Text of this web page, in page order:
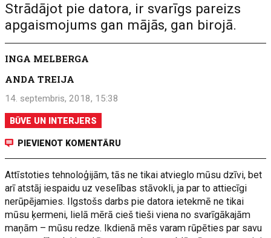
Strādājot pie datora, ir svarīgs pareizs
apgaismojums gan mājās, gan birojā.
INGA MELBERGA
ANDA TREIJA
14. septembris, 2018, 15:38
BŪVE UN INTERJERS
PIEVIENOT KOMENTĀRU
Attīstoties tehnoloģijām, tās ne tikai atvieglo mūsu dzīvi, bet
arī atstāj iespaidu uz veselības stāvokli, ja par to attiecīgi
nerūpējamies. Ilgstošs darbs pie datora ietekmē ne tikai
mūsu ķermeni, lielā mērā cieš tieši viena no svarīgākajām
maņām – mūsu redze. Ikdienā mēs varam rūpēties par savu